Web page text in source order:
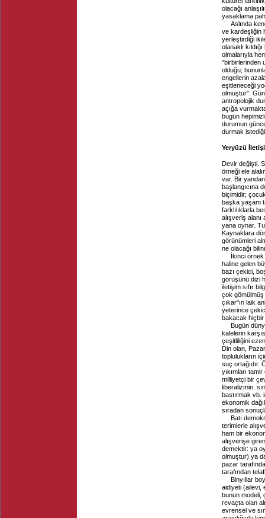
olacağı
yasaklama
Aslında
ve kardeşliğin
yerleştirdiği
olanaklı
olmalarıyla
"birbirlerinden
olduğu;
engellerin
eşitleneceği
olmuştur".
antropolojik
açığa
bugün
durumun
durmak
Yeryüzü
Devir değişti.
örneği ele
var. Bir
başlangıcına
biçimidir;
başka yaşam
farklılıklarla
alışveriş
yana oynar.
Kaynaklara
görünümleri
ne olacağı
İkinci örnek
haline gelen
bazı çekici,
görüşünü dizi
iletişim sıfır
çok gömülmüş
çıkar"ın laik
yeterince
bakacak hiçbir
Bugün
kalelerin
çeşitliliğini
Din olan,
toplulukların
suç ortağıdır.
yıkımları
milliyetçi bir
liberalizmin,
bastırmak vb.
ekonomik
sıradan
Batı
terimlerle
ham bir
alışverişe
demektir: ya
olmuştur) ya
pazar
tarafından
Binyıllar
aidiyeti (ailevi,
bunun modeli,
revaçta olan
evrensel ve